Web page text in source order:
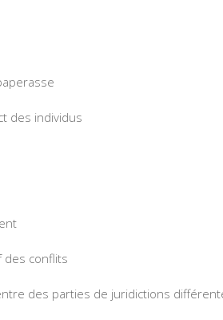
des individus
des conflits
des parties de juridictions